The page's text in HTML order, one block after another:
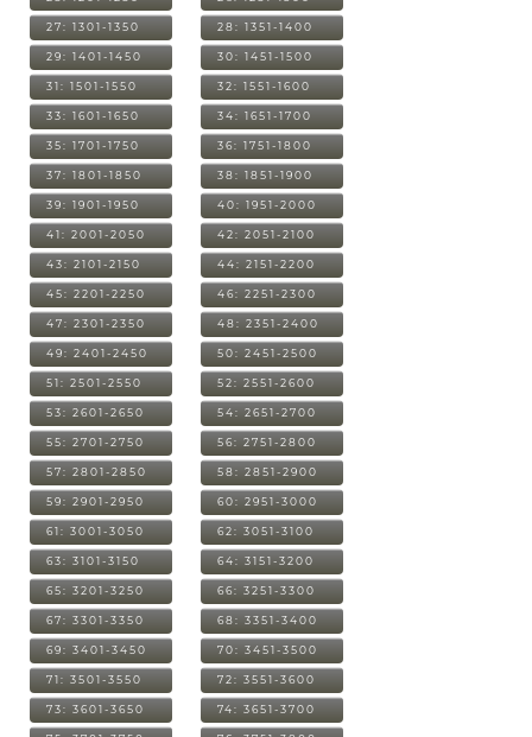
27: 1301-1350 28: 1351-1400
29: 1401-1450 30: 1451-1500
31: 1501-1550 32: 1551-1600
33: 1601-1650 34: 1651-1700
35: 1701-1750 36: 1751-1800
37: 1801-1850 38: 1851-1900
39: 1901-1950 40: 1951-2000
41: 2001-2050 42: 2051-2100
43: 2101-2150 44: 2151-2200
45: 2201-2250 46: 2251-2300
47: 2301-2350 48: 2351-2400
49: 2401-2450 50: 2451-2500
51: 2501-2550 52: 2551-2600
53: 2601-2650 54: 2651-2700
55: 2701-2750 56: 2751-2800
57: 2801-2850 58: 2851-2900
59: 2901-2950 60: 2951-3000
61: 3001-3050 62: 3051-3100
63: 3101-3150 64: 3151-3200
65: 3201-3250 66: 3251-3300
67: 3301-3350 68: 3351-3400
69: 3401-3450 70: 3451-3500
71: 3501-3550 72: 3551-3600
73: 3601-3650 74: 3651-3700